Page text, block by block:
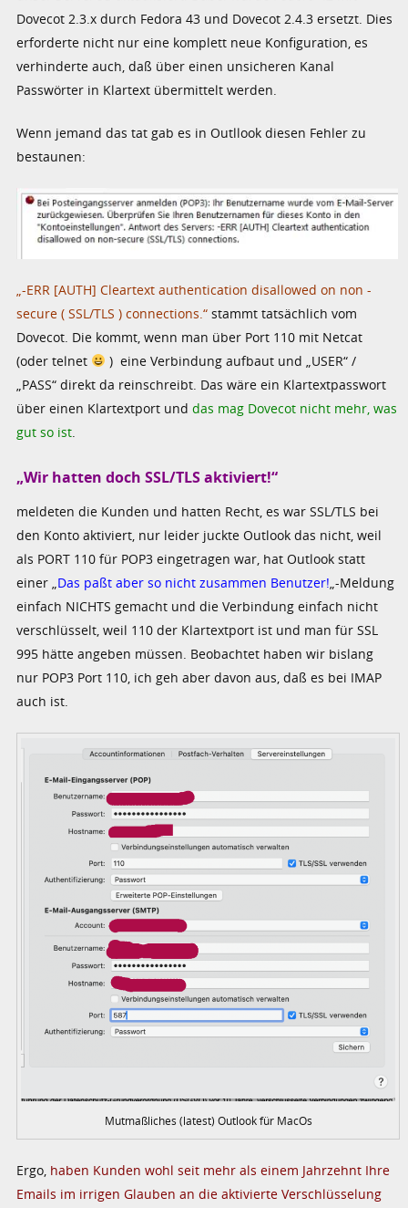
Dovecot 2.3.x durch Fedora 43 und Dovecot 2.4.3 ersetzt. Dies
erforderte nicht nur eine komplett neue Konfiguration, es
verhinderte auch, daß über einen unsicheren Kanal
Passwörter in Klartext übermittelt werden.
Wenn jemand das tat gab es in Outllook diesen Fehler zu
bestaunen:
„-ERR [AUTH] Cleartext authentication disallowed on non -
secure ( SSL/TLS ) connections.“ stammt tatsächlich vom
Dovecot. Die kommt, wenn man über Port 110 mit Netcat
(oder telnet
) eine Verbindung aufbaut und „USER“ /
„PASS“ direkt da reinschreibt. Das wäre ein Klartextpasswort
über einen Klartextport unddas mag Dovecot nicht mehr, was
gut so ist.
„Wir hatten doch SSL/TLS aktiviert!“
meldeten die Kunden und hatten Recht, es war SSL/TLS bei
den Konto aktiviert, nur leider juckte Outlook das nicht, weil
als PORT 110 für POP3 eingetragen war, hat Outlook statt
einer „ Das paßt aber so nicht zusammen Benutzer! „-Meldung
einfach NICHTS gemacht und die Verbindung einfach nicht
verschlüsselt, weil 110 der Klartextport ist und man für SSL
995 hätte angeben müssen. Beobachtet haben wir bislang
nur POP3 Port 110, ich geh aber davon aus, daß es bei IMAP
auch ist.
Mutmaßliches (latest) Outlook für MacOs
Ergo, haben Kunden wohl seit mehr als einem Jahrzehnt Ihre
Emails im irrigen Glauben an die aktivierte Verschlüsselung